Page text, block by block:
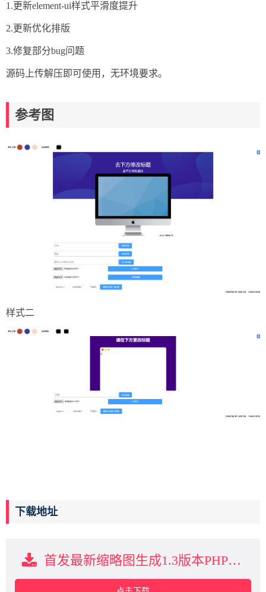
1.更新element-ui样式平滑度提升
2.更新优化排版
3.修复部分bug问题
源码上传解压即可使用，无环境要求。
参考图
样式二
下载地址
首发最新缩略图生成1.3版本PHP源码 站长必备下载